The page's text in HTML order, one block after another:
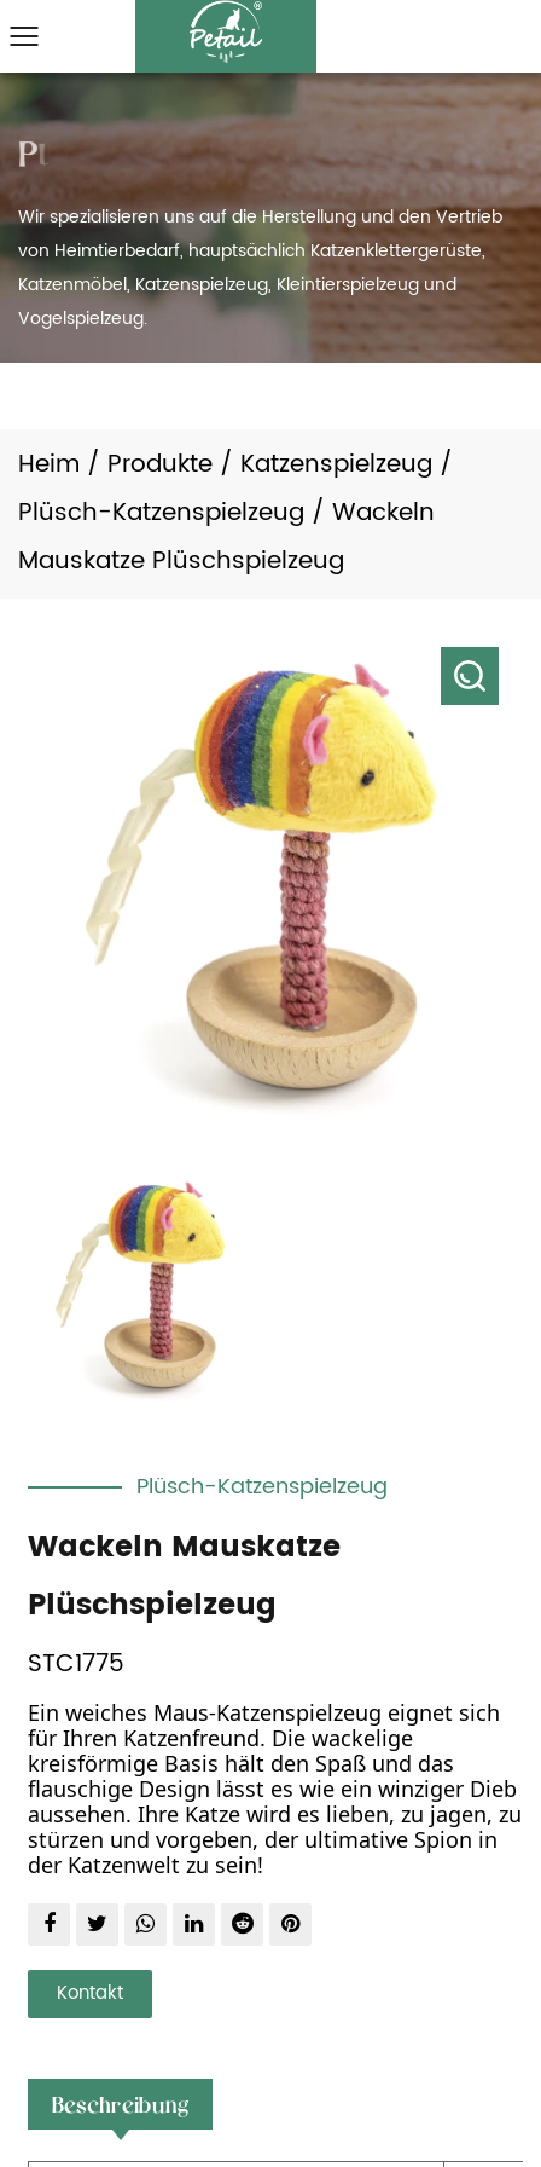
Wir spezialisieren uns auf die Herstellung und den Vertrieb
von Heimtierbedarf, hauptsächlich Katzenklettergerüste,
Katzenmöbel, Katzenspielzeug, Kleintierspielzeug und
Vogelspielzeug.
Heim / Produkte / Katzenspielzeug /
Plüsch-Katzenspielzeug / Wackeln
Mauskatze Plüschspielzeug
Plüsch-Katzenspielzeug
Wackeln Mauskatze
Plüschspielzeug
STC1775
Ein weiches Maus-Katzenspielzeug eignet sich
für Ihren Katzenfreund. Die wackelige
kreisförmige Basis hält den Spaß und das
flauschige Design lässt es wie ein winziger Dieb
aussehen. Ihre Katze wird es lieben, zu jagen, zu
stürzen und vorgeben, der ultimative Spion in
der Katzenwelt zu sein!
Kontakt
Beschreibung